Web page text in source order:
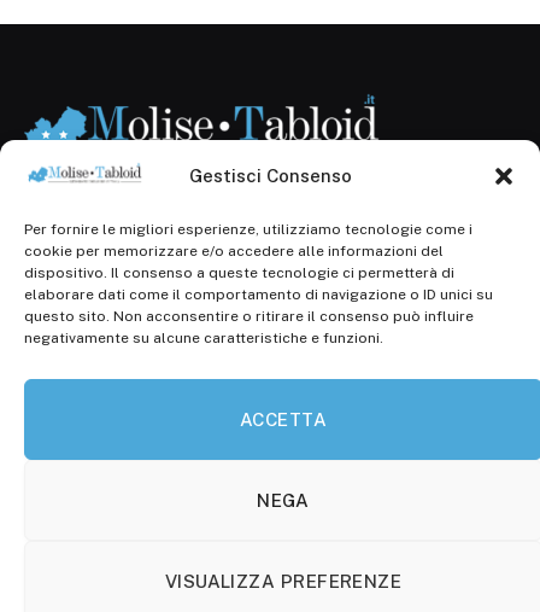
Gestisci Consenso
Per fornire le migliori esperienze, utilizziamo tecnologie come i
cookie per memorizzare e/o accedere alle informazioni del
dispositivo. Il consenso a queste tecnologie ci permetterà di
elaborare dati come il comportamento di navigazione o ID unici su
questo sito. Non acconsentire o ritirare il consenso può influire
negativamente su alcune caratteristiche e funzioni.
ACCETTA
NEGA
VISUALIZZA PREFERENZE
Registr. presso il Tribunale di Campobasso: 3/2013 del
14.11.2013, Cron. 1254
Roc: iscrizione n° 25549 (Prot. 1138/com/15 del
30.04.2015)
P.Iva: 01707150700